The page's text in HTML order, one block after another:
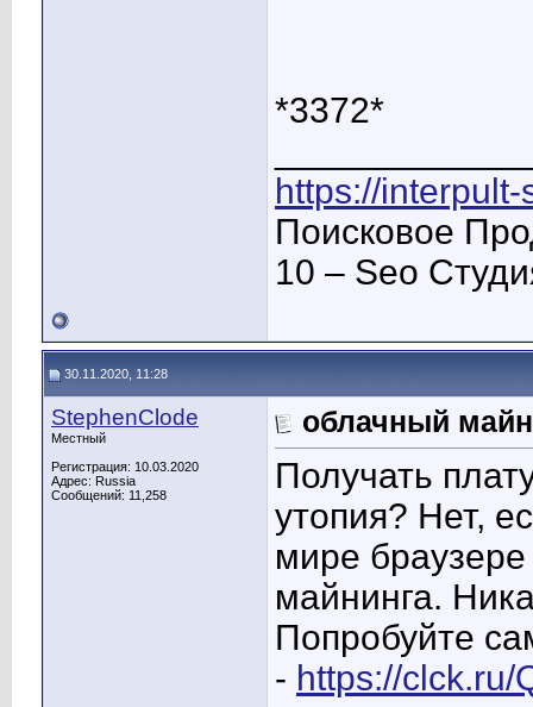
*3372*
https://
Поисковое
10 – Seo
30.11.2020, 11:28
StephenClode
Местный
Регистрация: 10.03.2020
Адрес: Russia
Сообщений: 11,258
облачный
Получать
утопия? Нет,
мире
майнинга.
Попробуйте
- https://clck.ru/